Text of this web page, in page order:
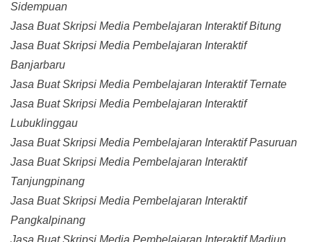
Sidempuan
Jasa Buat Skripsi Media Pembelajaran Interaktif Bitung
Jasa Buat Skripsi Media Pembelajaran Interaktif
Banjarbaru
Jasa Buat Skripsi Media Pembelajaran Interaktif Ternate
Jasa Buat Skripsi Media Pembelajaran Interaktif
Lubuklinggau
Jasa Buat Skripsi Media Pembelajaran Interaktif Pasuruan
Jasa Buat Skripsi Media Pembelajaran Interaktif
Tanjungpinang
Jasa Buat Skripsi Media Pembelajaran Interaktif
Pangkalpinang